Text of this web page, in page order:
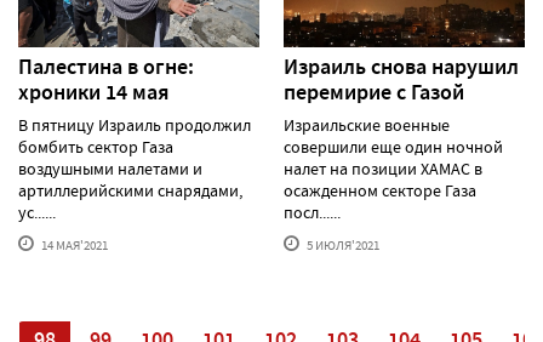
Палестина в огне:
хроники 14 мая
В пятницу Израиль продолжил
бомбить сектор Газа
воздушными налетами и
артиллерийскими снарядами,
ус......
14 МАЯ'2021
Израиль снова нарушил
перемирие с Газой
Израильские военные
совершили еще один ночной
налет на позиции ХАМАС в
осажденном секторе Газа
посл......
5 ИЮЛЯ'2021